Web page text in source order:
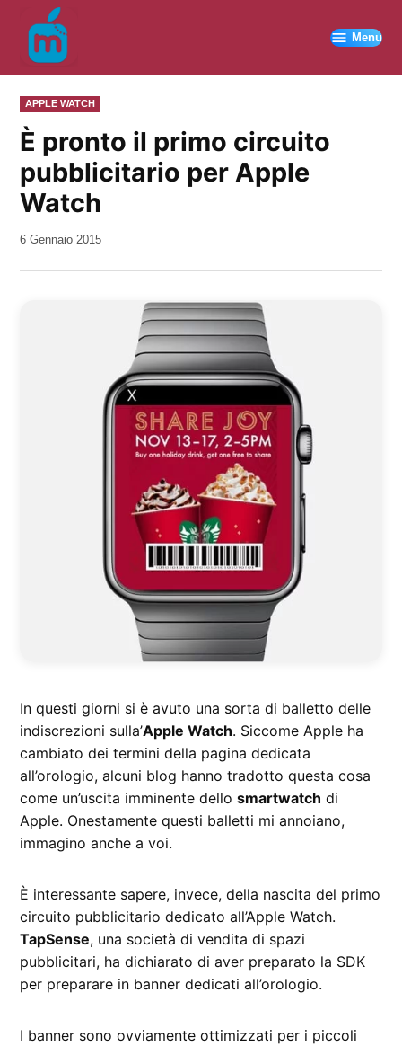
contenuto
Menu
PUBBLICATO
IN
APPLE WATCH
È pronto il primo circuito
pubblicitario per Apple
Watch
da
6 Gennaio 2015
In questi giorni si è avuto una sorta di balletto delle
indiscrezioni sulla’Apple Watch. Siccome Apple ha
cambiato dei termini della pagina dedicata
all’orologio, alcuni blog hanno tradotto questa cosa
come un’uscita imminente dellosmartwatch di
Apple. Onestamente questi balletti mi annoiano,
immagino anche a voi.
È interessante sapere, invece, della nascita del primo
circuito pubblicitario dedicato all’Apple Watch.
TapSense, una società di vendita di spazi
pubblicitari, ha dichiarato di aver preparato la SDK
per preparare in banner dedicati all’orologio.
I banner sono ovviamente ottimizzati per i piccoli